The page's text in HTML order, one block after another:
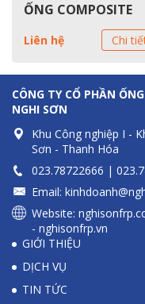
ỐNG COMPOSITE
Liên hệ Chi
CÔNG TY CỔ PHẦN
NGHI SƠN
Khu Công nghiệp I -
Sơn - Thanh Hóa
023.78722666 |
Email:
Website:
- nghisonfrp.vn
GIỚI THIỆU
DỊCH VỤ
TIN TỨC